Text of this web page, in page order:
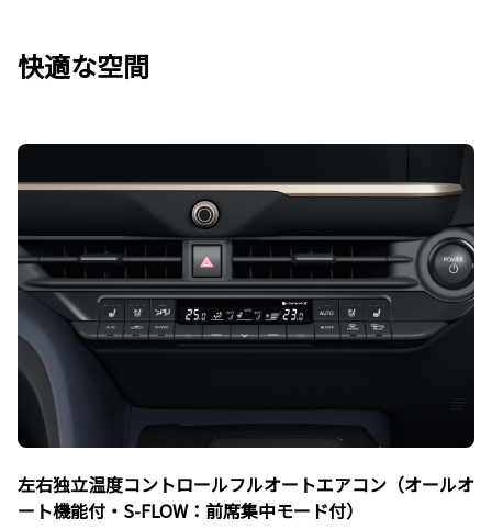
快適な空間
左右独立温度コントロールフルオートエアコン（オールオ
ート機能付・S-FLOW：前席集中モード付）